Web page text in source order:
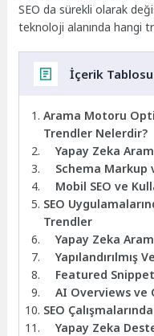
SEO da sürekli olarak
teknoloji alanında hangi
İçerik Tablosu
Arama Motoru
Trendler Nelerdir?
Yapay Zeka
Schema Markup
Mobil SEO ve
SEO
Trendler
Yapay Zeka
Yapılandırılmış
Featured
AI Overviews ve
SEO
Yapay Zeka